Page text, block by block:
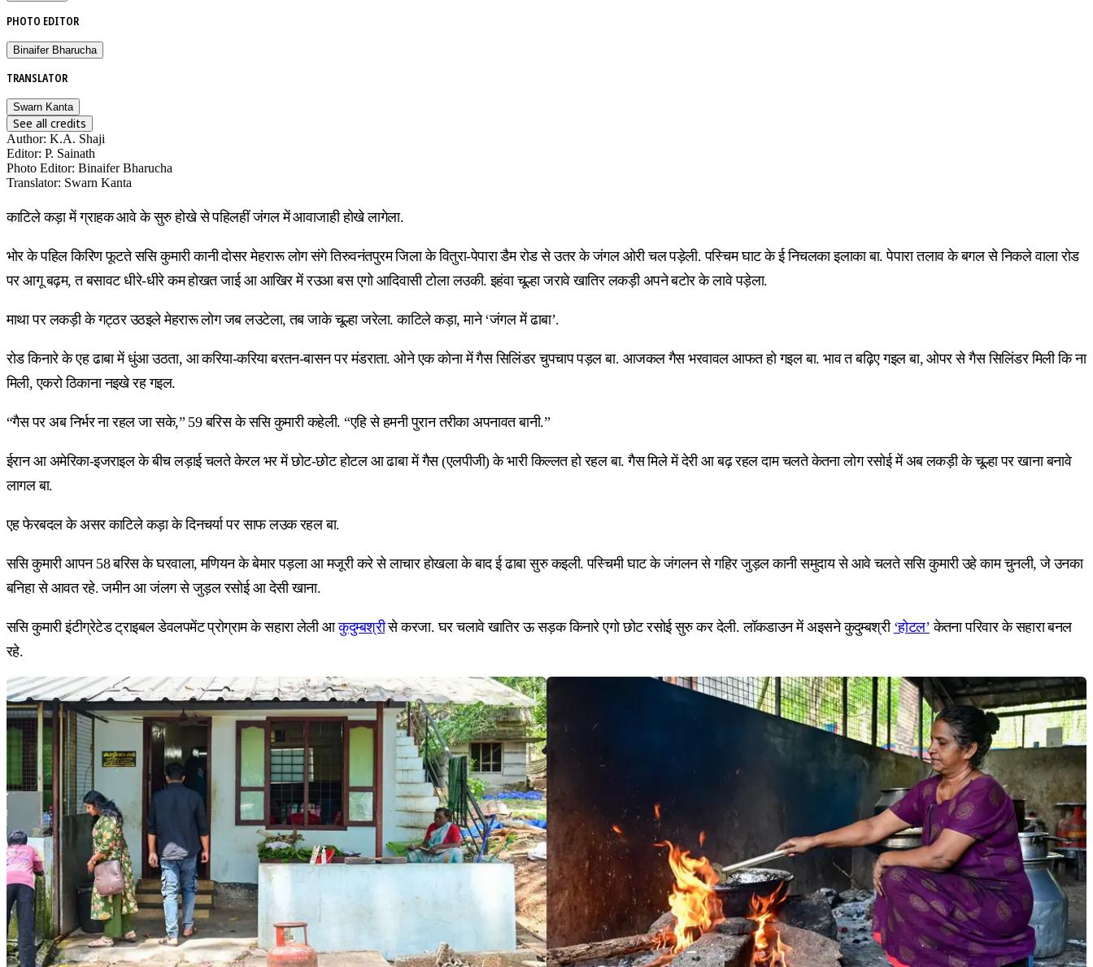
PHOTO EDITOR
Binaifer Bharucha
TRANSLATOR
Swarn Kanta
See all credits
Author: K.A. Shaji
Editor: P. Sainath
Photo Editor: Binaifer Bharucha
Translator: Swarn Kanta
काटिले कड़ा में ग्राहक आवे के सुरु होखे से पहिलहीं जंगल में आवाजाही होखे लागेला.
भोर के पहिल किरिण फूटते ससि कुमारी कानी दोसर मेहरारू लोग संगे तिरुवनंतपुरम जिला के वितुरा-पेपारा डैम रोड से उतर के जंगल ओरी चल पड़ेली. पस्चिम घाट के ई निचलका इलाका बा. पेपारा तलाव के बगल से निकले वाला रोड
पर आगू बढ़म, त बसावट धीरे-धीरे कम होखत जाई आ आखिर में रउआ बस एगो आदिवासी टोला लउकी. इहंवा चूल्हा जरावे खातिर लकड़ी अपने बटोर के लावे पड़ेला.
माथा पर लकड़ी के गट्ठर उठइले मेहरारू लोग जब लउटेला, तब जाके चूल्हा जरेला. काटिले कड़ा, माने ‘जंगल में ढाबा’.
रोड किनारे के एह ढाबा में धुंआ उठता, आ करिया-करिया बरतन-बासन पर मंडराता. ओने एक कोना में गैस सिलिंडर चुपचाप पड़ल बा. आजकल गैस भरवावल आफत हो गइल बा. भाव त बढ़िए गइल बा, ओपर से गैस सिलिंडर मिली कि ना
मिली, एकरो ठिकाना नइखे रह गइल.
“गैस पर अब निर्भर ना रहल जा सके,” 59 बरिस के ससि कुमारी कहेली. “एहि से हमनी पुरान तरीका अपनावत बानी.”
ईरान आ अमेरिका-इजराइल के बीच लड़ाई चलते केरल भर में छोट-छोट होटल आ ढाबा में गैस (एलपीजी) के भारी किल्लत हो रहल बा. गैस मिले में देरी आ बढ़ रहल दाम चलते केतना लोग रसोई में अब लकड़ी के चूल्हा पर खाना बनावे
लागल बा.
एह फेरबदल के असर काटिले कड़ा के दिनचर्या पर साफ लउक रहल बा.
ससि कुमारी आपन 58 बरिस के घरवाला, मणियन के बेमार पड़ला आ मजूरी करे से लाचार होखला के बाद ई ढाबा सुरु कइली. पस्चिमी घाट के जंगलन से गहिर जुड़ल कानी समुदाय से आवे चलते ससि कुमारी उहे काम चुनली, जे उनका
बनिहा से आवत रहे. जमीन आ जंलग से जुड़ल रसोई आ देसी खाना.
ससि कुमारी इंटीग्रेटेड ट्राइबल डेवलपमेंट प्रोग्राम के सहारा लेली आकुदुम्बश्रीसे करजा. घर चलावे खातिर ऊ सड़क किनारे एगो छोट रसोई सुरु कर देली. लॉकडाउन में अइसने कुदुम्बश्री ‘होटल’ केतना परिवार के सहारा बनल
रहे.